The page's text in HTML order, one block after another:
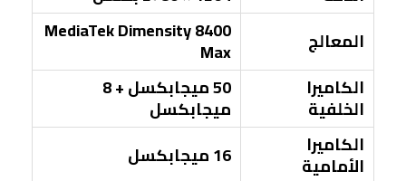
المعالج
MediaTek Dimensity 8400
Max
الكاميرا
الخلفية
50 ميجابكسل + 8
ميجابكسل
الكاميرا
الأمامية
16 ميجابكسل